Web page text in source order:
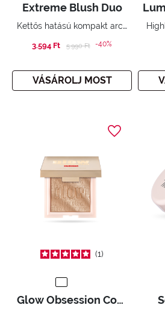
Extreme Blush Duo
Kettős hatású kompakt arcpirosító.
3.594 Ft Price reduced from
5.990 Ftto-40%
VÁSÁROLJ MOST
1
Glow Obsession Compact Highlighter